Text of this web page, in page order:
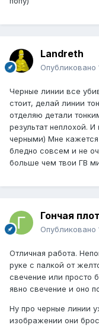
Landreth
Опубликовано
Черные линии все
стоит, делай линии
отделяю детали
результат неплохой.
черными) Мне кажется
бледно совсем и не
больше чем твои ГВ
Гончая
Опубликовано
Отличная работа.
руке с палкой от
свечение или просто
явно свечение и оно
Ну про черные линии
изображении они